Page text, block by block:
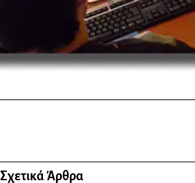
Σχετικά Άρθρα